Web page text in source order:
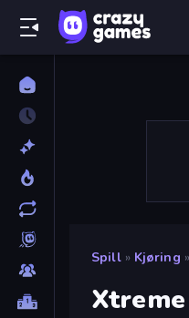
Spill » Kjøring »